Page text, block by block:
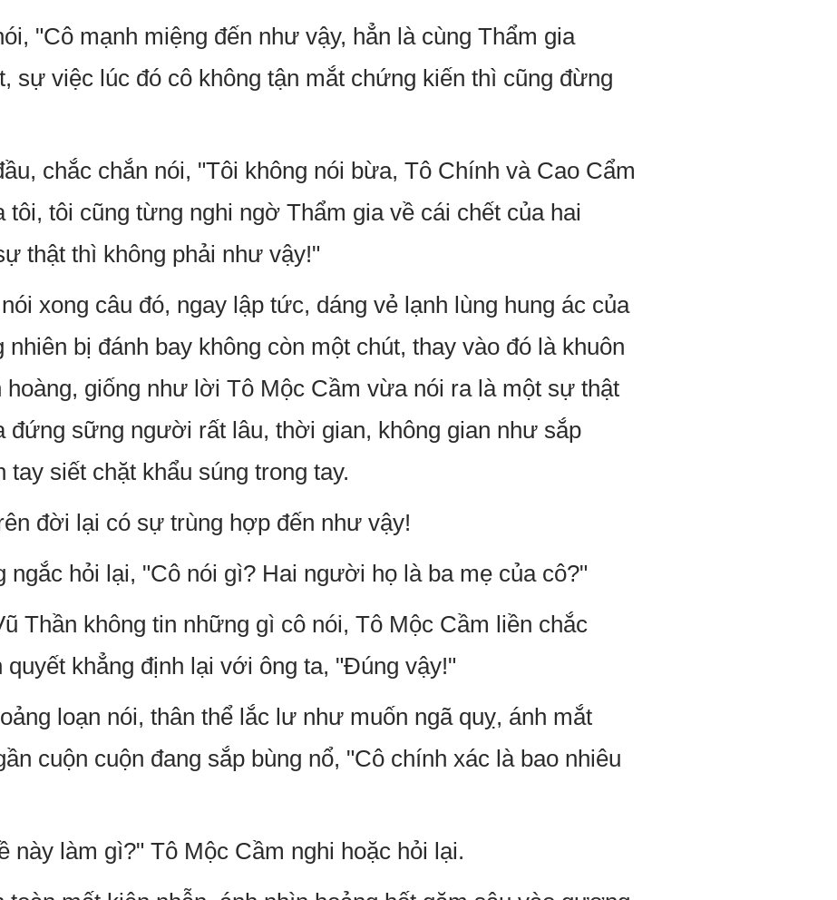
"Cô mạnh miệng đến như vậy, hẳn là cùng Thẩm gia
sự việc lúc đó cô không tận mắt chứng kiến thì cũng đừng
chắc chắn nói, "Tôi không nói bừa, Tô Chính và Cao Cẩm
tôi, tôi cũng từng nghi ngờ Thẩm gia về cái chết của hai
thật thì không phải như vậy!"
xong câu đó, ngay lập tức, dáng vẻ lạnh lùng hung ác của
nhiên bị đánh bay không còn một chút, thay vào đó là khuôn
giống như lời Tô Mộc Cầm vừa nói ra là một sự thật
đứng sững người rất lâu, thời gian, không gian như sắp
tay siết chặt khẩu súng trong tay.
đời lại có sự trùng hợp đến như vậy!
ngắc hỏi lại, "Cô nói gì? Hai người họ là ba mẹ của cô?"
Thần không tin những gì cô nói, Tô Mộc Cầm liền chắc
quyết khẳng định lại với ông ta, "Đúng vậy!"
loạn nói, thân thể lắc lư như muốn ngã quỵ, ánh mắt
cuộn cuộn đang sắp bùng nổ, "Cô chính xác là bao nhiêu
này làm gì?" Tô Mộc Cầm nghi hoặc hỏi lại.